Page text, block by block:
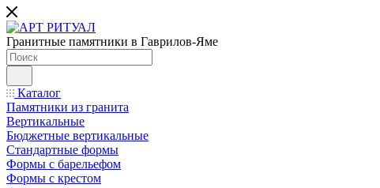
Гранитные памятники в Гаврилов-Яме
Каталог
Памятники из гранита
Вертикальные
Бюджетные вертикальные
Стандартные формы
Формы с барельефом
Формы с крестом